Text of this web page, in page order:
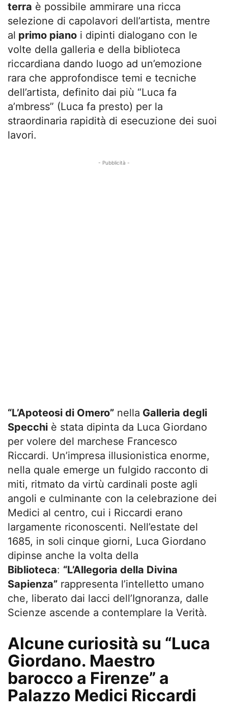
terra è possibile ammirare una ricca
selezione di capolavori dell’artista, mentre
al primo piano i dipinti dialogano con le
volte della galleria e della biblioteca
riccardiana dando luogo ad un’emozione
rara che approfondisce temi e tecniche
dell’artista, definito dai più “Luca fa
a’mbress” (Luca fa presto) per la
straordinaria rapidità di esecuzione dei suoi
lavori.
- Pubblicità -
“L’Apoteosi di Omero” nella Galleria degli
Specchi è stata dipinta da Luca Giordano
per volere del marchese Francesco
Riccardi. Un’impresa illusionistica enorme,
nella quale emerge un fulgido racconto di
miti, ritmato da virtù cardinali poste agli
angoli e culminante con la celebrazione dei
Medici al centro, cui i Riccardi erano
largamente riconoscenti. Nell’estate del
1685, in soli cinque giorni, Luca Giordano
dipinse anche la volta della
Biblioteca: “L’Allegoria della Divina
Sapienza” rappresenta l’intelletto umano
che, liberato dai lacci dell’Ignoranza, dalle
Scienze ascende a contemplare la Verità.
Alcune curiosità su “Luca
Giordano. Maestro
barocco a Firenze” a
Palazzo Medici Riccardi